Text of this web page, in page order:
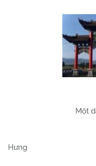
Một
Hưng